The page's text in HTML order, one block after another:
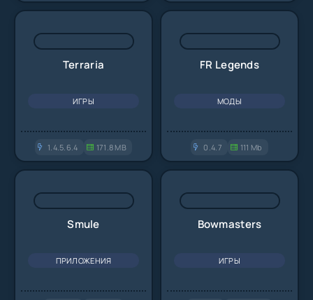
Terraria
ИГРЫ
1.4.5.6.4 171.8 MB
FR Legends
МОДЫ
0.4.7 111 Mb
Smule
ПРИЛОЖЕНИЯ
Bowmasters
ИГРЫ